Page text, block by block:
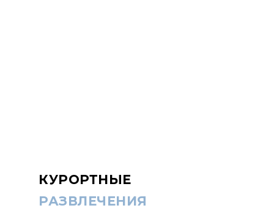
КУРОРТНЫЕ
РАЗВЛЕЧЕНИЯ